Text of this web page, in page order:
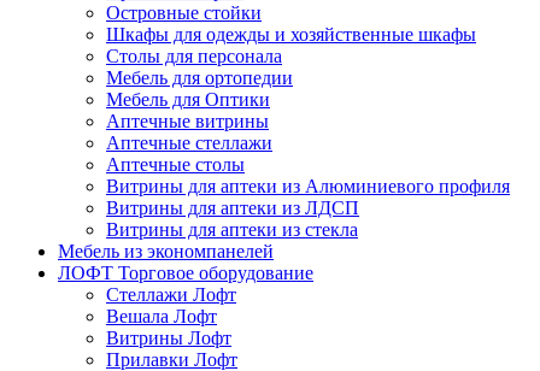
Островные стойки
Шкафы для одежды и хозяйственные шкафы
Столы для персонала
Мебель для ортопедии
Мебель для Оптики
Аптечные витрины
Аптечные стеллажи
Аптечные столы
Витрины для аптеки из Алюминиевого профиля
Витрины для аптеки из ЛДСП
Витрины для аптеки из стекла
Мебель из экономпанелей
ЛОФТ Торговое оборудование
Стеллажи Лофт
Вешала Лофт
Витрины Лофт
Прилавки Лофт